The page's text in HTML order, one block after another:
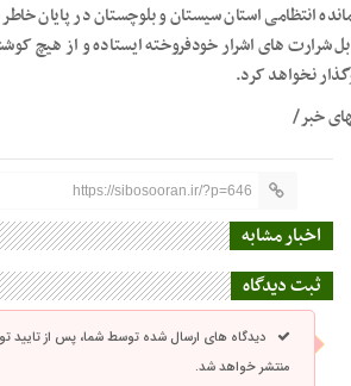
انتظامی استان سیستان و بلوچستان در پایان
شرارت های اشرار خودفروخته ایستاده و از هیچ
نخواهد کرد.
خبر/
https://sibosooran.ir/?p=646
اخبار مشابه
ثبت دیدگاه
دیدگاه های ارسال شده توسط شما، پس از تایید
منتشر خواهد شد.